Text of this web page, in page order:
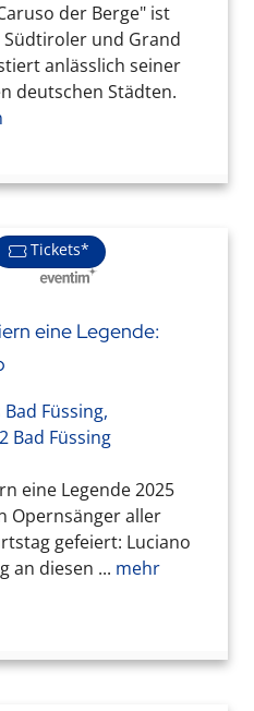
der Berge" ist
und Grand
anlässlich seiner
deutschen Städten.
Tickets*
eine Legende:
Füssing,
Bad Füssing
eine Legende 2025
Opernsänger aller
gefeiert: Luciano
an diesen ... mehr